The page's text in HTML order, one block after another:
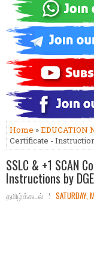
Home »EDUCATION
Certificate -
SSLC & +1 SCAN
Instructions by
தமிழ்க்கடல் SATURDAY,